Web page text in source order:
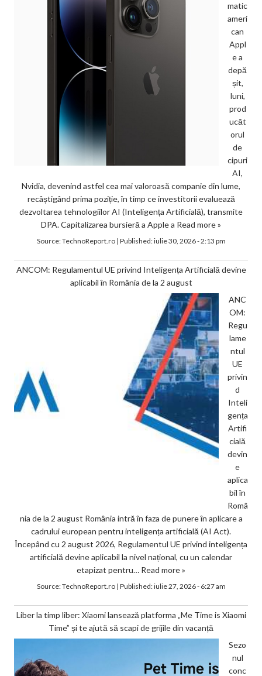
matic
ameri
can
Appl
e a
depă
șit,
luni,
prod
ucăt
orul
de
cipuri
AI,
Nvidia, devenind astfel cea mai valoroasă companie din lume,
recâștigând prima poziție, în timp ce investitorii evaluează
dezvoltarea tehnologiilor AI (Inteligența Artificială), transmite
DPA. Capitalizarea bursieră a Apple a Read more »
Source:TechnoReport.ro| Published:iulie 30, 2026 - 2:13 pm
ANCOM: Regulamentul UE privind Inteligența Artificială devine
aplicabil în România de la 2 august
ANC
OM:
Regu
lame
ntul
UE
privin
d
Inteli
gența
Artifi
cială
devin
e
aplica
bil în
Româ
nia de la 2 august România intră în faza de punere în aplicare a
cadrului european pentru inteligența artificială (AI Act).
Începând cu 2 august 2026, Regulamentul UE privind inteligența
artificială devine aplicabil la nivel național, cu un calendar
etapizat pentru… Read more »
Source:TechnoReport.ro| Published:iulie 27, 2026 - 6:27 am
Liber la timp liber: Xiaomi lansează platforma „Me Time is Xiaomi
Time” și te ajută să scapi de grijile din vacanță
Sezo
nul
conc